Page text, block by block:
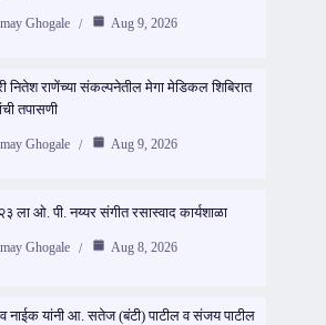
Ghogale Aug 9, 2026
नितेश राणेंच्या संकल्पनेतील मेगा मेडिकल शिबिरात
तपासणी
Ghogale Aug 9, 2026
ला ओ. पी. नय्यर संगीत रसास्वाद कार्यशाळा
Ghogale Aug 8, 2026
नाईक यांनी आ. सतेज (बंटी) पाटील व संजय पाटील